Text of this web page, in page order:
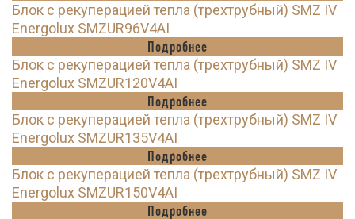
Блок с рекуперацией тепла (трехтрубный) SMZ IV
Energolux SMZUR96V4AI
Подробнее
Блок с рекуперацией тепла (трехтрубный) SMZ IV
Energolux SMZUR120V4AI
Подробнее
Блок с рекуперацией тепла (трехтрубный) SMZ IV
Energolux SMZUR135V4AI
Подробнее
Блок с рекуперацией тепла (трехтрубный) SMZ IV
Energolux SMZUR150V4AI
Подробнее